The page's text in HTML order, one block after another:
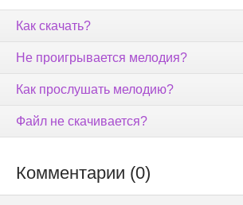
Как скачать?
Не проигрывается мелодия?
Как прослушать мелодию?
Файл не скачивается?
Комментарии (0)